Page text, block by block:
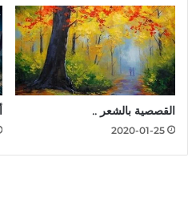
القصصية بالشعر ..
2020-01-25